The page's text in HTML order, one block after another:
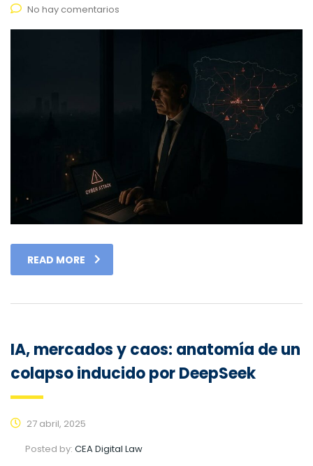
No hay comentarios
READ MORE
IA, mercados y caos: anatomía de un
colapso inducido por DeepSeek
27 abril, 2025
Posted by: CEA Digital Law